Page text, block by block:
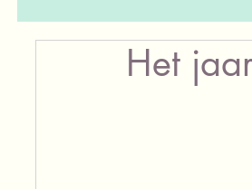
Sprookjes Young
Het